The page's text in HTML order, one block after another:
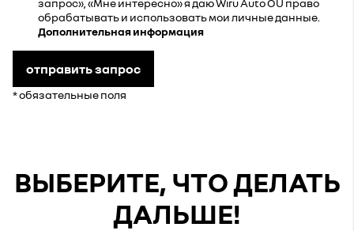
запрос», «Мне интересно» я даю Wiru Auto OÜ право
обрабатывать и использовать мои личные данные.
Дополнительная информация
отправить запрос
* обязательные поля
ВЫБЕРИТЕ, ЧТО ДЕЛАТЬ
ДАЛЬШЕ!